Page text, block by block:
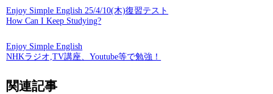
Enjoy Simple English 25/4/10(木)復習テスト
How Can I Keep Studying?
Enjoy Simple English
NHKラジオ,TV講座、Youtube等で勉強！
関連記事